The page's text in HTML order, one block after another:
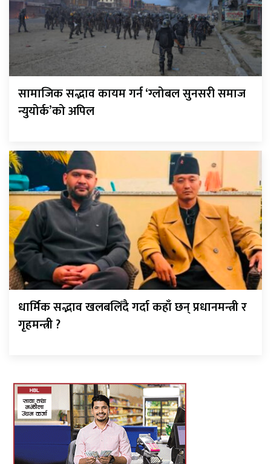
सामाजिक सद्भाव कायम गर्न ‘ग्लोबल सुनसरी समाज
न्युयोर्क’को अपिल
धार्मिक सद्भाव खलबलिँदै गर्दा कहाँ छन् प्रधानमन्त्री र
गृहमन्त्री ?